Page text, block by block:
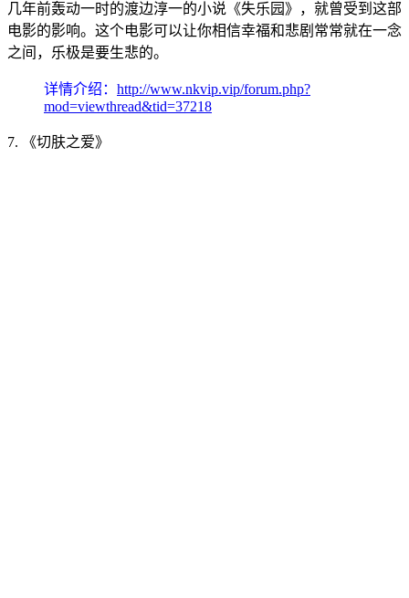
几年前轰动一时的渡边淳一的小说《失乐园》，就曾受到这部
电影的影响。这个电影可以让你相信幸福和悲剧常常就在一念
之间，乐极是要生悲的。
详情介绍： http://www.nkvip.vip/forum.php?
mod=viewthread&tid=37218
7. 《切肤之爱》